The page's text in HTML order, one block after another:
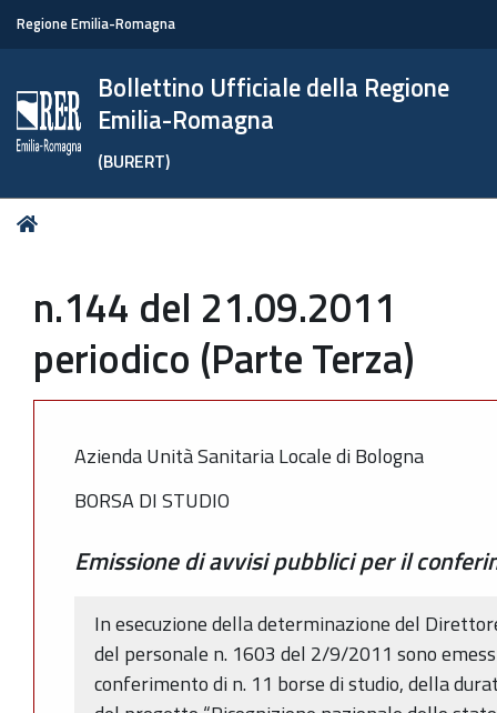
Regione Emilia-Romagna
Bollettino Ufficiale della Regione
Emilia-Romagna
(BURERT)
Tu
n.144 del 21.09.2011
periodico (Parte Terza)
Azienda Unità Sanitaria Locale di Bologna
BORSA DI STUDIO
Emissione di avvisi pubblici per il
In esecuzione della determinazione del
del personale n. 1603 del 2/9/2011 sono
conferimento di n. 11 borse di studio, della